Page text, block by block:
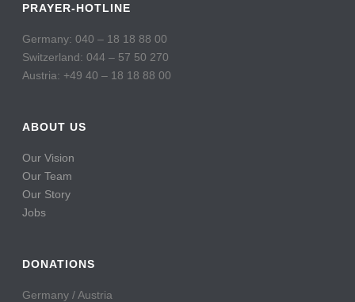
PRAYER-HOTLINE
Germany: 040 – 18 18 88 00
Switzerland: 044 – 57 50 270
Austria: +49 40 – 18 18 88 00
ABOUT US
Our Vision
Our Team
Our Story
Jobs
DONATIONS
Germany / Austria